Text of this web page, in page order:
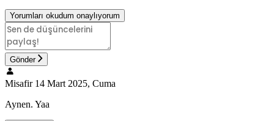
Yorumları okudum onaylıyorum
Gönder
Misafir 14 Mart 2025, Cuma
Aynen. Yaa